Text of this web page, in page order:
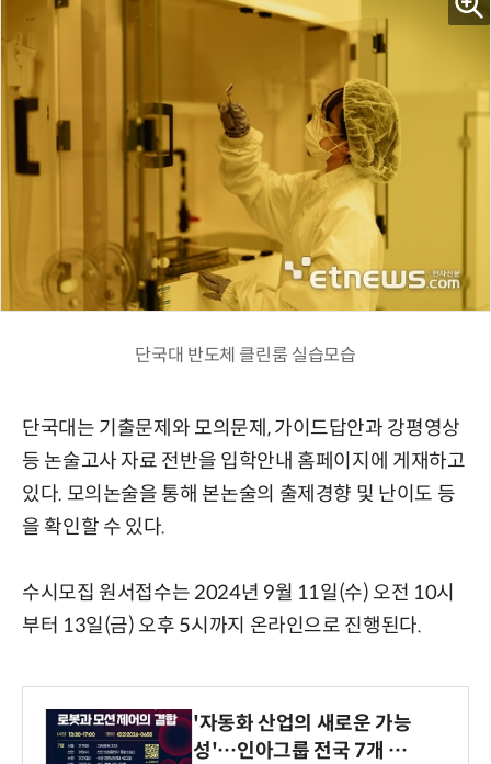
단국대 반도체 클린룸 실습모습
단국대는 기출문제와 모의문제, 가이드답안과 강평영상
등 논술고사 자료 전반을 입학안내 홈페이지에 게재하고
있다. 모의논술을 통해 본논술의 출제경향 및 난이도 등
을 확인할 수 있다.
수시모집 원서접수는 2024년 9월 11일(수) 오전 10시
부터 13일(금) 오후 5시까지 온라인으로 진행된다.
'자동화 산업의 새로운 가능
성'…인아그룹 전국 7개 도